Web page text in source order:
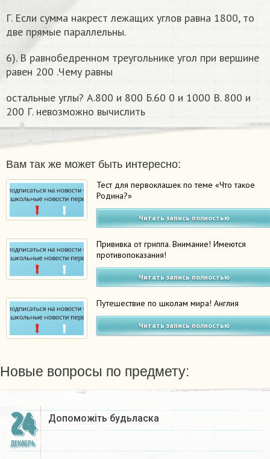
Г. Если сумма накрест лежащих углов равна 1800, то
две прямые параллельны.
6). В равнобедренном треугольнике угол при вершине
равен 200 .Чему равны
остальные углы? А.800 и 800 Б.60 0 и 1000 В. 800 и
200 Г. невозможно вычислить
Вам так же может быть интересно:
Тест для первоклашек по теме «Что такое
Родина?»
Читать запись полностью
Прививка от гриппа. Внимание! Имеются
противопоказания!
Читать запись полностью
Путешествие по школам мира! Англия
Читать запись полностью
Новые вопросы по предмету:
24
ДЕКАБРЬ
Допоможіть будьласка